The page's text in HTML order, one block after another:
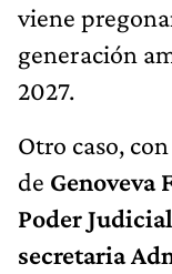
viene
generación
2027.
Otro caso,
de Genoveva
Poder
secretaria